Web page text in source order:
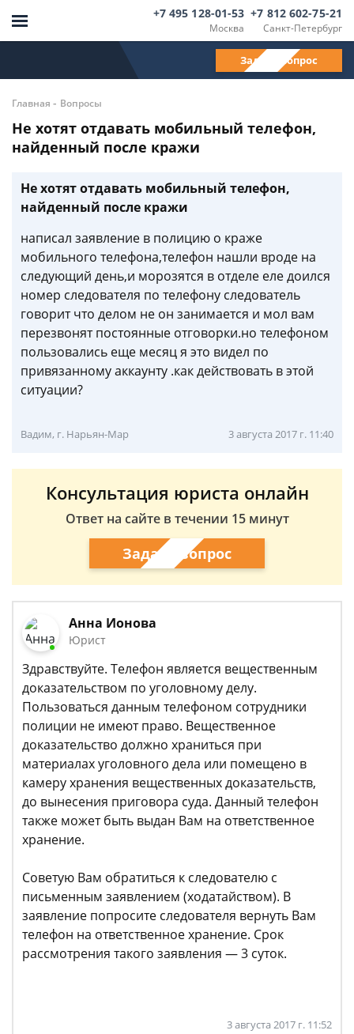
Москва
+7 495 128-01-53
Санкт-Петербург
+7 812 602-75-21
Задать вопрос
Главная - Вопросы
Не хотят отдавать мобильный телефон,
найденный после кражи
Не хотят отдавать мобильный телефон,
найденный после кражи
написал заявление в полицию о краже
мобильного телефона,телефон нашли вроде на
следующий день,и морозятся в отделе еле доился
номер следователя по телефону следователь
говорит что делом не он занимается и мол вам
перезвонят постоянные отговорки.но телефоном
пользовались еще месяц я это видел по
привязанному аккаунту .как действовать в этой
ситуации?
Вадим, г. Нарьян-Мар 3 августа 2017 г. 11:40
Консультация юриста онлайн
Ответ на сайте в течении 15 минут
Задать вопрос
Анна Ионова
Юрист
Здравствуйте. Телефон является вещественным
доказательством по уголовному делу.
Пользоваться данным телефоном сотрудники
полиции не имеют право. Вещественное
доказательство должно храниться при
материалах уголовного дела или помещено в
камеру хранения вещественных доказательств,
до вынесения приговора суда. Данный телефон
также может быть выдан Вам на ответственное
хранение.
Советую Вам обратиться к следователю с
письменным заявлением (ходатайством). В
заявление попросите следователя вернуть Вам
телефон на ответственное хранение. Срок
рассмотрения такого заявления — 3 суток.
3 августа 2017 г. 11:52